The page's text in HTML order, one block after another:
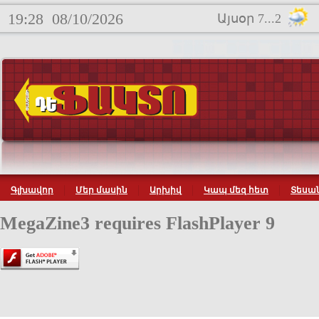
19:28 08/10/2026 Այսօր 7...2
Գլխավոր Մեր մասին Արխիվ Կապ մեզ հետ
MegaZine3 requires FlashPlayer 9